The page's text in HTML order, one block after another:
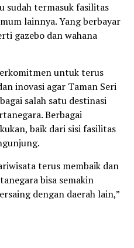
sudah termasuk fasilitas
lainnya. Yang berbayar
gazebo dan wahana
untuk terus
inovasi agar Taman Seri
salah satu destinasi
Berbagai
baik dari sisi fasilitas
terus membaik dan
bisa semakin
dengan daerah lain,”